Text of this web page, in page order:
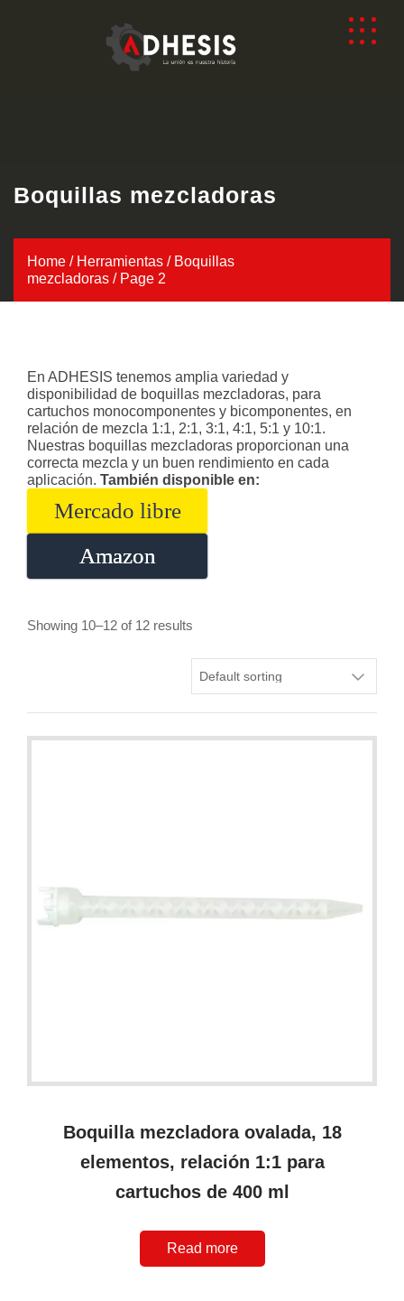
Boquillas mezcladoras
Home / Herramientas / Boquillas
mezcladoras / Page 2
En ADHESIS tenemos amplia variedad y
disponibilidad de boquillas mezcladoras, para
cartuchos monocomponentes y bicomponentes, en
relación de mezcla 1:1, 2:1, 3:1, 4:1, 5:1 y 10:1.
Nuestras boquillas mezcladoras proporcionan una
correcta mezcla y un buen rendimiento en cada
aplicación. También disponible en:
Mercado libre
Amazon
Showing 10–12 of 12 results
Boquilla mezcladora ovalada, 18
elementos, relación 1:1 para
cartuchos de 400 ml
Read more